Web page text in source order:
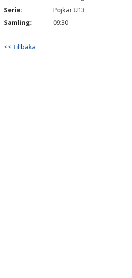
Serie:
Pojkar U13
Samling:
09:30
<< Tillbaka